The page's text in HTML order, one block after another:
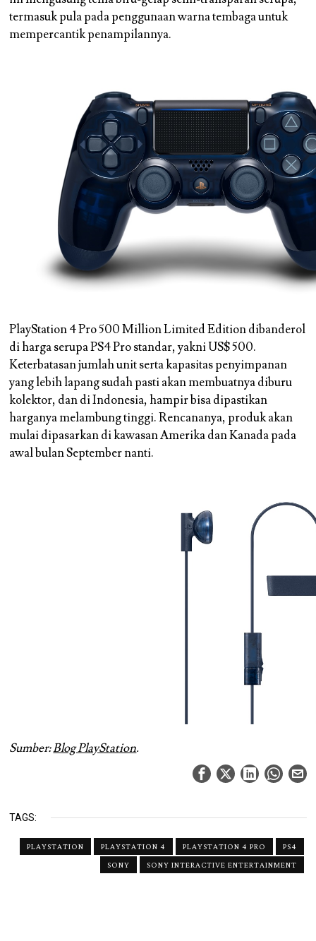
termasuk pula pada penggunaan warna tembaga untuk
mempercantik penampilannya.
PlayStation 4 Pro 500 Million Limited Edition dibanderol
di harga serupa PS4 Pro standar, yakni US$ 500.
Keterbatasan jumlah unit serta kapasitas penyimpanan
yang lebih lapang sudah pasti akan membuatnya diburu
kolektor, dan di Indonesia, hampir bisa dipastikan
harganya melambung tinggi. Rencananya, produk akan
mulai dipasarkan di kawasan Amerika dan Kanada pada
awal bulan September nanti.
Sumber:Blog PlayStation.
TAGS:
PLAYSTATION PLAYSTATION 4 PLAYSTATION 4 PRO
PS4
SONY
SONY INTERACTIVE ENTERTAINMENT